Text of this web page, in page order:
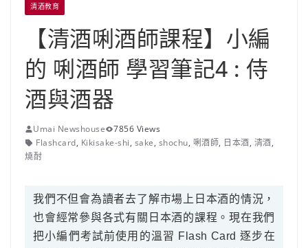
清酒教育
【清酒唎酒師課程】小編
的 唎酒師 學習筆記4 : 侍
酒與酒器
Umai Newshouse
7856 Views
Flashcard, Kikisake-shi, sake, shochu, 唎酒師, 日本酒, 清酒,
燒酎
我們不但會為讀者去了解市場上日本酒的情況，
也會經常參與各式有關日本酒的課程。現在我們
把小編們考試前使用的溫習 Flash Card 逐步在